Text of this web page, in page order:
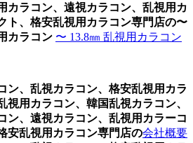
カラコン、遠視カラコン、乱視用カ
ト、格安乱視用カラコン専門店の〜
カラコン 〜 13.8㎜ 乱視用カラコン
ン、乱視カラコン、格安乱視用カラ
視用カラコン、韓国乱視カラコン、
ン、遠視カラコン、乱視用カラーコ
安乱視用カラコン専門店の会社概要